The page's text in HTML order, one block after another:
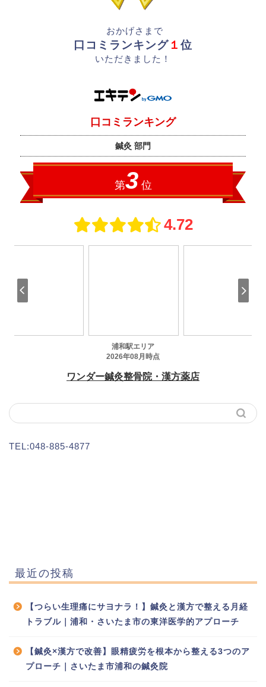
おかげさまで
口コミランキング １ 位
いただきました！
TEL:048-885-4877
最近の投稿
【つらい生理痛にサヨナラ！】鍼灸と漢方で整える月経
トラブル｜浦和・さいたま市の東洋医学的アプローチ
【鍼灸×漢方で改善】眼精疲労を根本から整える3つのア
プローチ｜さいたま市浦和の鍼灸院